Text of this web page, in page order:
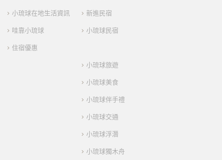
小琉球在地生活資訊
哇靠小琉球
住宿優惠
新進民宿
小琉球民宿
小琉球旅遊
小琉球美食
小琉球伴手禮
小琉球交通
小琉球浮潛
小琉球獨木舟